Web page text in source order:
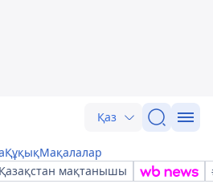
Қаз
ҚұқықМақалалар
мақтанышы